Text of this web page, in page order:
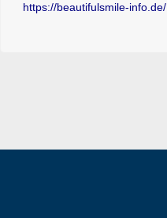
https://beautifulsmile-info.de/